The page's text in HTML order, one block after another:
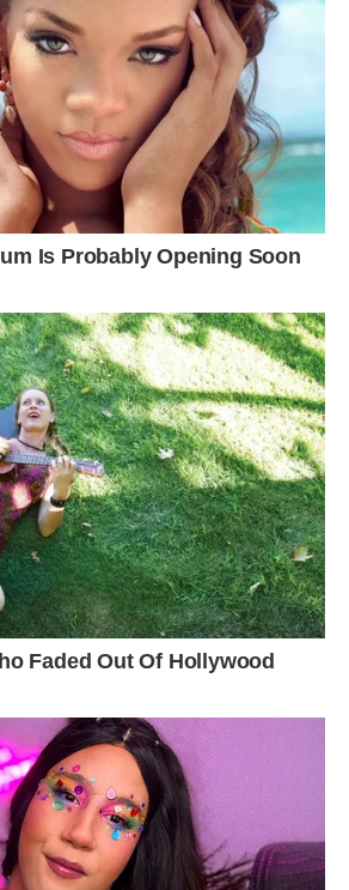
Але спробуємо. Знаходять
улітать у відпустку.
даних. Все вірно.
Центру:
в Єдиній базі даних освіти.
контакти і розбірайтееся там “, –
ситуацію в Facebook.
коли абітурієнти можуть
кабінети, завантажувати в систему
ЗНО. А з 10 до 22 липня
електронні заяви.
вступної кампанії. Дочка Кирила
в системі
Знайти, де виникла помилка, все ще